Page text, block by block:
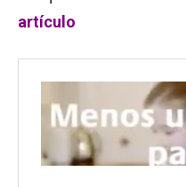
artículo